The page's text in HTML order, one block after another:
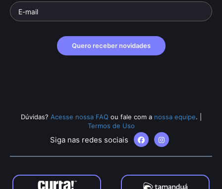
Quero receber novidades
Dúvidas? Acesse nossa FAQ ou fale com a nossa equipe.
Termos de Uso
Siga nas redes sociais